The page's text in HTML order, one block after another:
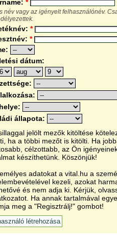
*
név vagy az igényelt felhasználónév.
*
*
dátum:
állapota:
jelölt mezők kitöltése
ha a többi mezőt is kitölti. Ha
célzottabb, az Ön
készíthetünk. Köszönjük!
adatokat a vital.hu a
kezeli, azokat
és nem adja ki. Kérjük,
Ha annak tartalmával
meg a "Regisztrálj!" gombot!